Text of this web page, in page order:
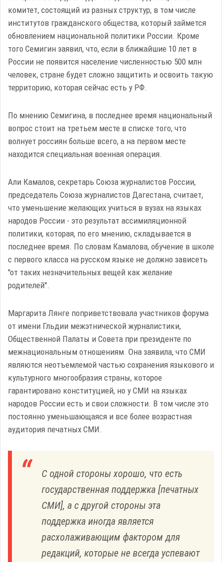
комитет, состоящий из разных структур, в том числе
институтов гражданского общества, который займется
обновлением национальной политики России. Кроме
того Семигин заявил, что, если в ближайшие 10 лет в
России не появится население численностью 500 млн
человек, стране будет сложно защитить и освоить такую
территорию, которая сейчас есть у РФ.
По мнению Семигина, в последнее время национальный
вопрос стоит на третьем месте в списке того, что
волнует россиян больше всего, а на первом месте
находится специальная военная операция.
Али Камалов, секретарь Союза журналистов России,
председатель Союза журналистов Дагестана, считает,
что уменьшение желающих учиться в вузах на языках
народов России - это результат ассимиляционной
политики, которая, по его мнению, складывается в
последнее время. По словам Камалова, обучение в школе
с первого класса на русском языке не должно зависеть
"от таких незначительных вещей как желание
родителей".
Маргарита Лянге поприветствовала участников форума
от имени Гльдии межэтнической журналистики,
Общественной Палаты и Совета при президенте по
межнациональным отношениям. Она заявила, что СМИ
являются неотъемлемой частью сохранения языкового и
культурного многообразия страны, которое
гарантировано конституцией, но у СМИ на языках
народов России есть и свои сложности. В том числе это
постоянно уменьшающаяся и все более возрастная
аудитория печатных СМИ.
С одной стороны хорошо, что есть
государственная поддержка [печатных
СМИ], а с другой стороны эта
поддержка иногда является
расхолаживающим фактором для
редакций, которые не всегда успевают